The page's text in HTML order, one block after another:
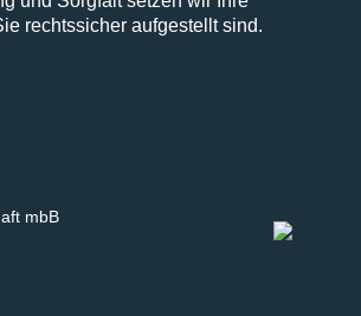
rechtssicher aufgestellt sind.
mbB